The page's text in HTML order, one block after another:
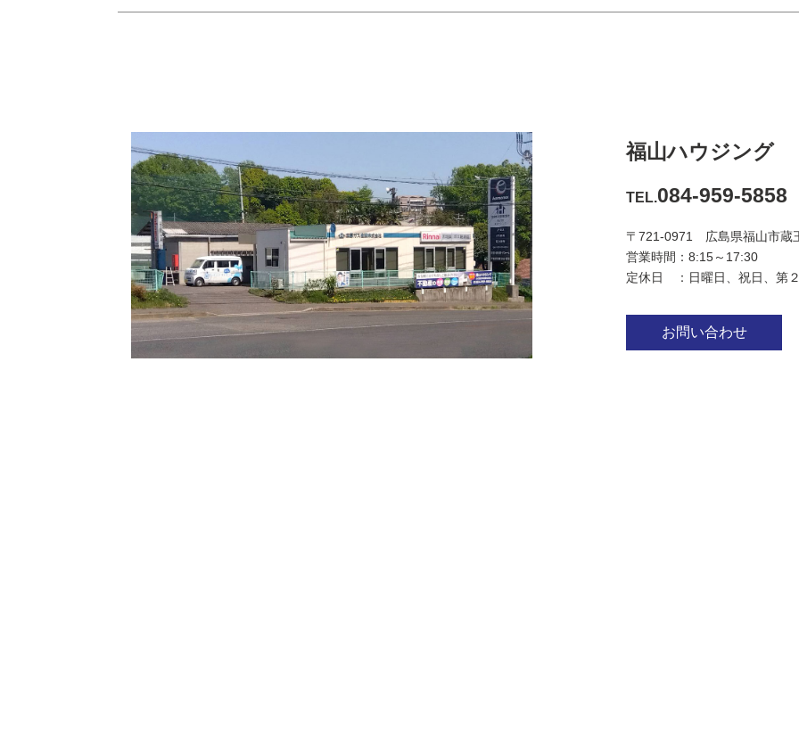
福山ハウジング
TEL.084-959-5858
〒721-0971 広島県福山市蔵
営業時間：8:15～17:30
定休日 ：日曜日、祝日、第
お問い合わせ